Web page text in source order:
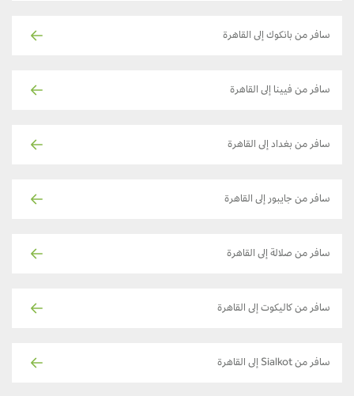
سافر من بانكوك إلى القاهرة
سافر من فيينا إلى القاهرة
سافر من بغداد إلى القاهرة
سافر من جايبور إلى القاهرة
سافر من صلالة إلى القاهرة
سافر من كاليكوت إلى القاهرة
سافر من Sialkot إلى القاهرة